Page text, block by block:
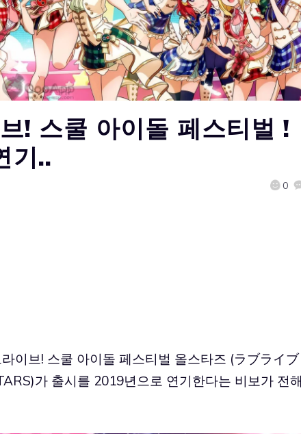
! 스쿨 아이돌 페스티벌 !
기..
0
이브! 스쿨 아이돌 페스티벌 올스타즈 (ラブライ
가 출시를 2019년으로 연기한다는 비보가 전